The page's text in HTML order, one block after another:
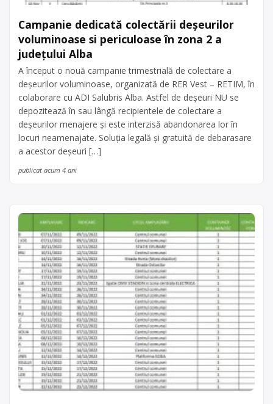
Campanie dedicată colectării deșeurilor
voluminoase si periculoase în zona 2 a
județului Alba
A început o nouă campanie trimestrială de colectare a
deșeurilor voluminoase, organizată de RER Vest – RETIM, în
colaborare cu ADI Salubris Alba. Astfel de deșeuri NU se
depozitează în sau lângă recipientele de colectare a
deșeurilor menajere și este interzisă abandonarea lor în
locuri neamenajate. Soluția legală și gratuită de debarasare
a acestor deșeuri […]
publicat acum 4 ani